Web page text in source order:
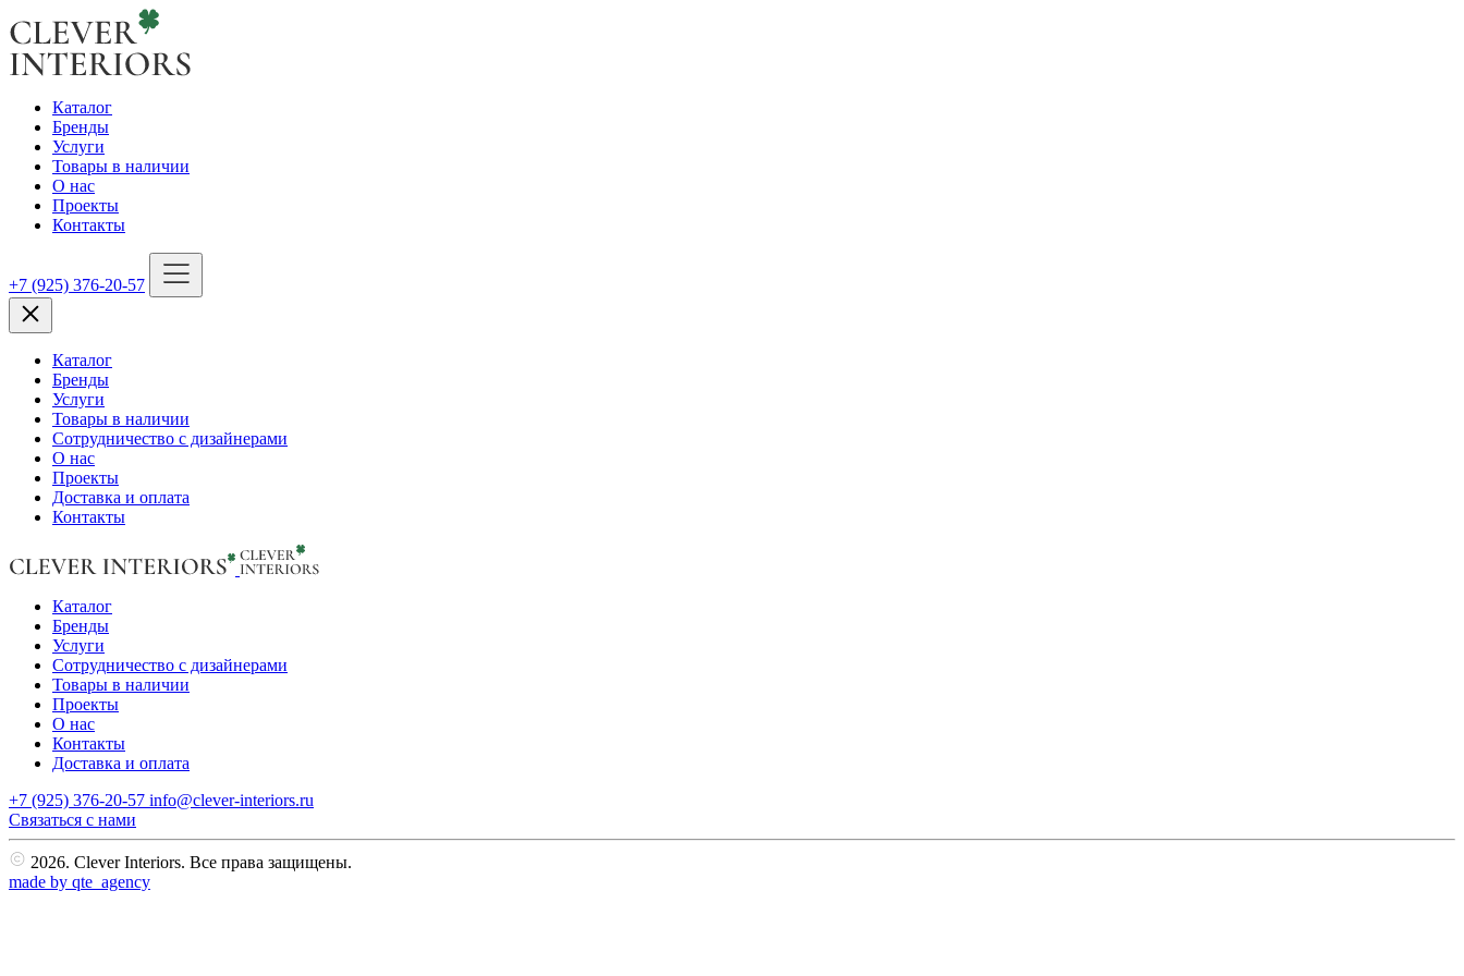
Каталог
Бренды
Услуги
Товары в наличии
О нас
Проекты
Контакты
+7 (925) 376-20-57
Каталог
Бренды
Услуги
Товары в наличии
Сотрудничество с дизайнерами
О нас
Проекты
Доставка и оплата
Контакты
Каталог
Бренды
Услуги
Сотрудничество с дизайнерами
Товары в наличии
Проекты
О нас
Контакты
Доставка и оплата
+7 (925) 376-20-57 info@clever-interiors.ru
Cвязаться с нами
2026. Clever Interiors. Все права защищены.
made by qte_agency